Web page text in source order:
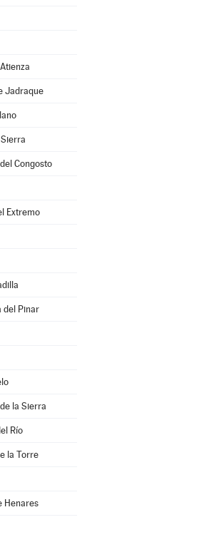
Jadraque
Congosto
Extremo
del Pinar
la Sierra
Río
la Torre
Henares